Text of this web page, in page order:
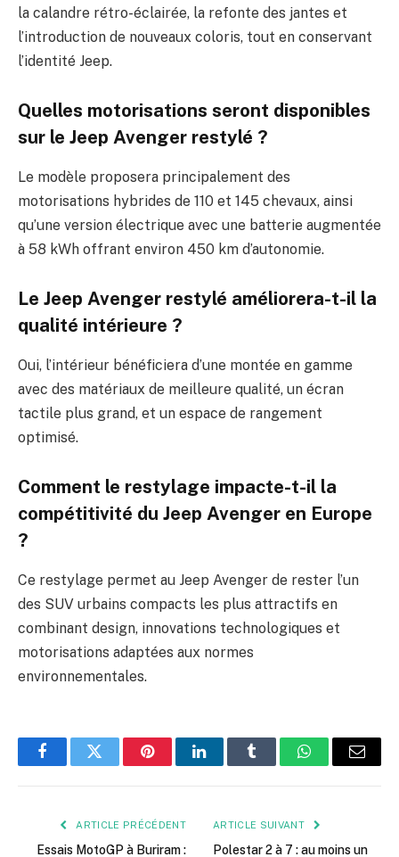
la calandre rétro-éclairée, la refonte des jantes et
l’introduction de nouveaux coloris, tout en conservant
l’identité Jeep.
Quelles motorisations seront disponibles
sur le Jeep Avenger restylé ?
Le modèle proposera principalement des
motorisations hybrides de 110 et 145 chevaux, ainsi
qu’une version électrique avec une batterie augmentée
à 58 kWh offrant environ 450 km d’autonomie.
Le Jeep Avenger restylé améliorera-t-il la
qualité intérieure ?
Oui, l’intérieur bénéficiera d’une montée en gamme
avec des matériaux de meilleure qualité, un écran
tactile plus grand, et un espace de rangement
optimisé.
Comment le restylage impacte-t-il la
compétitivité du Jeep Avenger en Europe
?
Ce restylage permet au Jeep Avenger de rester l’un
des SUV urbains compacts les plus attractifs en
combinant design, innovations technologiques et
motorisations adaptées aux normes
environnementales.
FacebookTwitter PinterestLinkedInTumblr WhatsApp
E-
ARTICLE PRÉCÉDENT
Essais MotoGP à Buriram :
ARTICLE SUIVANT
Polestar 2 à 7 : au moins un